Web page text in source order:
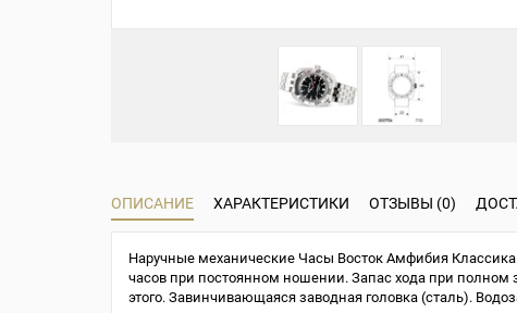
ОПИСАНИЕ ХАРАКТЕРИСТИКИ ОТЗЫВЫ (0)
Наручные механические Часы Восток Амфибия Классика
часов при постоянном ношении. Запас хода при полном
этого. Завинчивающаяся заводная головка (сталь).